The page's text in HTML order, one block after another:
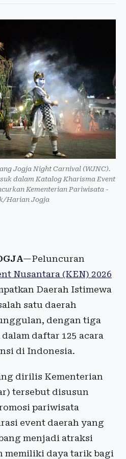
Jogja Night Carnival (WJNC).
dalam Katalog Kharisma Event
Kementerian Pariwisata -
Harian Jogja
—Peluncuran
Nusantara (KEN) 2026
Daerah Istimewa
satu daerah
dengan tiga
daftar 125 acara
di Indonesia.
dirilis Kementerian
tersebut disusun
pariwisata
event daerah yang
menjadi atraksi
memiliki daya tarik bagi